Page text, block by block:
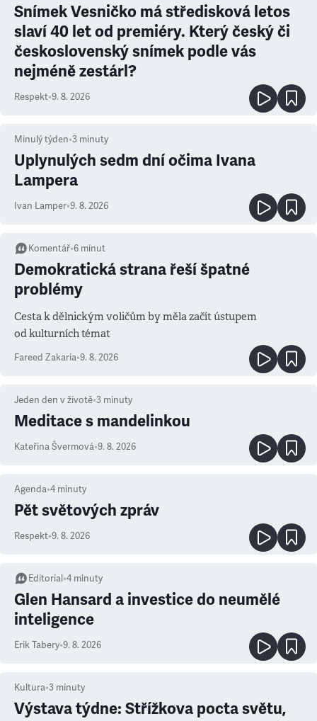
Snímek Vesničko má středisková letos
slaví 40 let od premiéry. Který český či
československý snímek podle vás
nejméně zestárl?
Respekt•9. 8. 2026
Minulý týden•3 minuty
Uplynulých sedm dní očima Ivana
Lampera
Ivan Lamper•9. 8. 2026
Komentář•6 minut
Demokratická strana řeší špatné
problémy
Cesta k dělnickým voličům by měla začít ústupem
od kulturních témat
Fareed Zakaria•9. 8. 2026
Jeden den v životě•3 minuty
Meditace s mandelinkou
Kateřina Švermová•9. 8. 2026
Agenda•4 minuty
Pět světových zpráv
Respekt•9. 8. 2026
Editorial •4 minuty
Glen Hansard a investice do neumělé
inteligence
Erik Tabery•9. 8. 2026
Kultura•3 minuty
Výstava týdne: Střížkova pocta světu,